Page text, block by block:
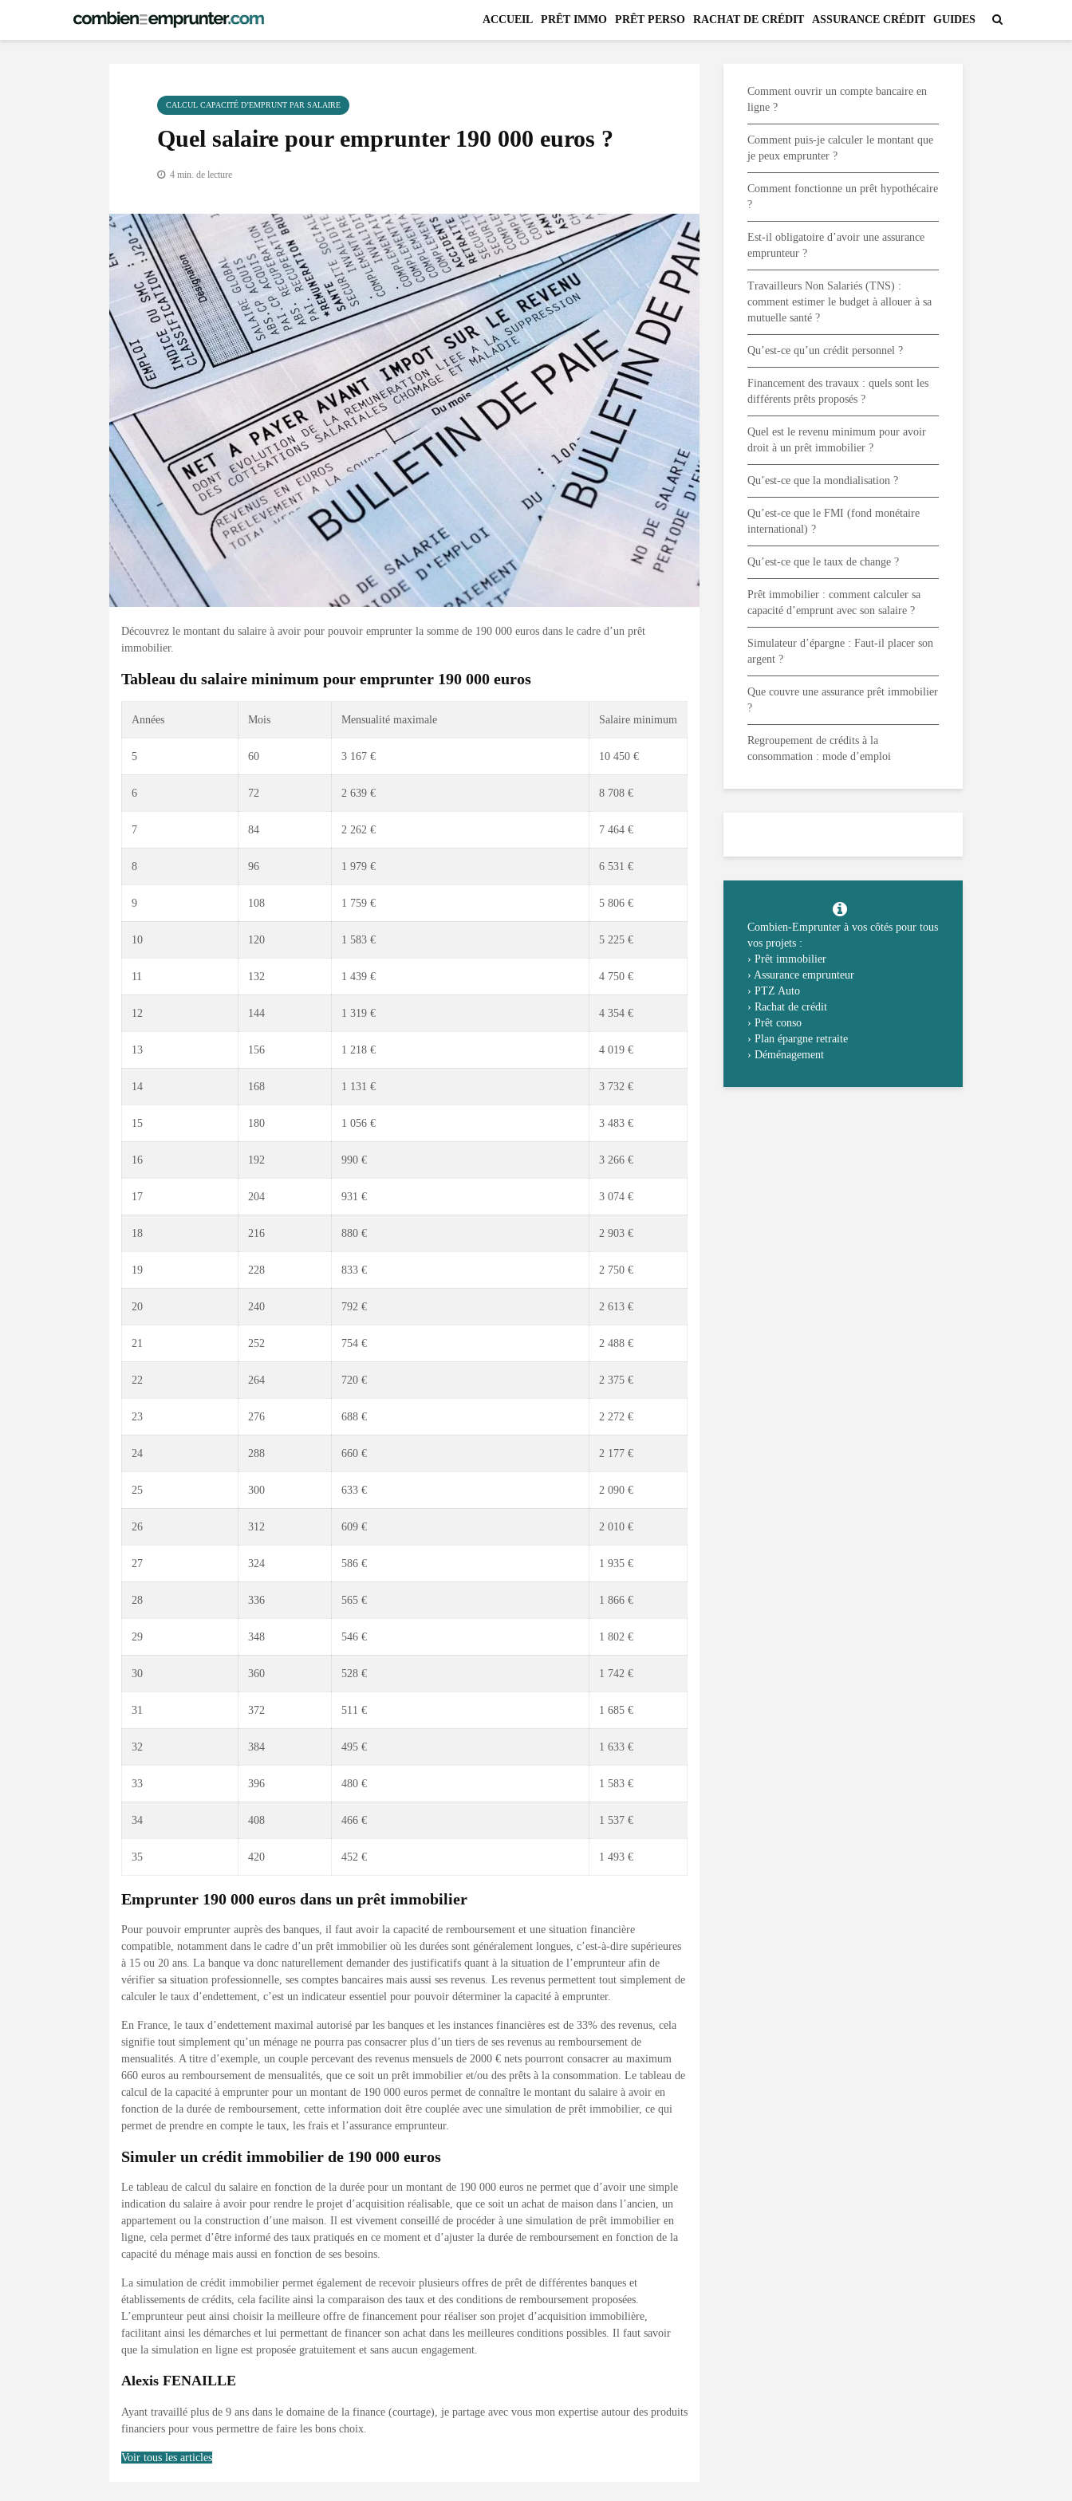
ACCUEIL PRÊT IMMO PRÊT PERSO RACHAT DE CRÉDIT ASSURANCE CRÉDIT GUIDES
CALCUL CAPACITÉ D’EMPRUNT PAR SALAIRE
Quel salaire pour emprunter 190 000 euros ?
4 min. de lecture
Découvrez le montant du salaire à avoir pour pouvoir emprunter la somme de 190 000 euros dans le cadre d’un prêt
immobilier.
Tableau du salaire minimum pour emprunter 190 000 euros
Années Mois Mensualité maximale Salaire minimum
5 60 3 167 € 10 450 €
6 72 2 639 € 8 708 €
7 84 2 262 € 7 464 €
8 96 1 979 € 6 531 €
9 108 1 759 € 5 806 €
10 120 1 583 € 5 225 €
11 132 1 439 € 4 750 €
12 144 1 319 € 4 354 €
13 156 1 218 € 4 019 €
14 168 1 131 € 3 732 €
15 180 1 056 € 3 483 €
16 192 990 € 3 266 €
17 204 931 € 3 074 €
18 216 880 € 2 903 €
19 228 833 € 2 750 €
20 240 792 € 2 613 €
21 252 754 € 2 488 €
22 264 720 € 2 375 €
23 276 688 € 2 272 €
24 288 660 € 2 177 €
25 300 633 € 2 090 €
26 312 609 € 2 010 €
27 324 586 € 1 935 €
28 336 565 € 1 866 €
29 348 546 € 1 802 €
30 360 528 € 1 742 €
31 372 511 € 1 685 €
32 384 495 € 1 633 €
33 396 480 € 1 583 €
34 408 466 € 1 537 €
35 420 452 € 1 493 €
Emprunter 190 000 euros dans un prêt immobilier
Pour pouvoir emprunter auprès des banques, il faut avoir la capacité de remboursement et une situation financière
compatible, notamment dans le cadre d’un prêt immobilier où les durées sont généralement longues, c’est-à-dire supérieures
à 15 ou 20 ans. La banque va donc naturellement demander des justificatifs quant à la situation de l’emprunteur afin de
vérifier sa situation professionnelle, ses comptes bancaires mais aussi ses revenus. Les revenus permettent tout simplement de
calculer le taux d’endettement, c’est un indicateur essentiel pour pouvoir déterminer la capacité à emprunter.
En France, le taux d’endettement maximal autorisé par les banques et les instances financières est de 33% des revenus, cela
signifie tout simplement qu’un ménage ne pourra pas consacrer plus d’un tiers de ses revenus au remboursement de
mensualités. A titre d’exemple, un couple percevant des revenus mensuels de 2000 € nets pourront consacrer au maximum
660 euros au remboursement de mensualités, que ce soit un prêt immobilier et/ou des prêts à la consommation. Le tableau de
calcul de la capacité à emprunter pour un montant de 190 000 euros permet de connaître le montant du salaire à avoir en
fonction de la durée de remboursement, cette information doit être couplée avec une simulation de prêt immobilier, ce qui
permet de prendre en compte le taux, les frais et l’assurance emprunteur.
Simuler un crédit immobilier de 190 000 euros
Le tableau de calcul du salaire en fonction de la durée pour un montant de 190 000 euros ne permet que d’avoir une simple
indication du salaire à avoir pour rendre le projet d’acquisition réalisable, que ce soit un achat de maison dans l’ancien, un
appartement ou la construction d’une maison. Il est vivement conseillé de procéder à une simulation de prêt immobilier en
ligne, cela permet d’être informé des taux pratiqués en ce moment et d’ajuster la durée de remboursement en fonction de la
capacité du ménage mais aussi en fonction de ses besoins.
La simulation de crédit immobilier permet également de recevoir plusieurs offres de prêt de différentes banques et
établissements de crédits, cela facilite ainsi la comparaison des taux et des conditions de remboursement proposées.
L’emprunteur peut ainsi choisir la meilleure offre de financement pour réaliser son projet d’acquisition immobilière,
facilitant ainsi les démarches et lui permettant de financer son achat dans les meilleures conditions possibles. Il faut savoir
que la simulation en ligne est proposée gratuitement et sans aucun engagement.
Alexis FENAILLE
Ayant travaillé plus de 9 ans dans le domaine de la finance (courtage), je partage avec vous mon expertise autour des produits
financiers pour vous permettre de faire les bons choix.
Voir tous les articles
Comment ouvrir un compte bancaire en
ligne ?
Comment puis-je calculer le montant que
je peux emprunter ?
Comment fonctionne un prêt hypothécaire
?
Est-il obligatoire d’avoir une assurance
emprunteur ?
Travailleurs Non Salariés (TNS) :
comment estimer le budget à allouer à sa
mutuelle santé ?
Qu’est-ce qu’un crédit personnel ?
Financement des travaux : quels sont les
différents prêts proposés ?
Quel est le revenu minimum pour avoir
droit à un prêt immobilier ?
Qu’est-ce que la mondialisation ?
Qu’est-ce que le FMI (fond monétaire
international) ?
Qu’est-ce que le taux de change ?
Prêt immobilier : comment calculer sa
capacité d’emprunt avec son salaire ?
Simulateur d’épargne : Faut-il placer son
argent ?
Que couvre une assurance prêt immobilier
?
Regroupement de crédits à la
consommation : mode d’emploi
Combien-Emprunter à vos côtés pour tous
vos projets :
› Prêt immobilier
› Assurance emprunteur
› PTZ Auto
› Rachat de crédit
› Prêt conso
› Plan épargne retraite
› Déménagement